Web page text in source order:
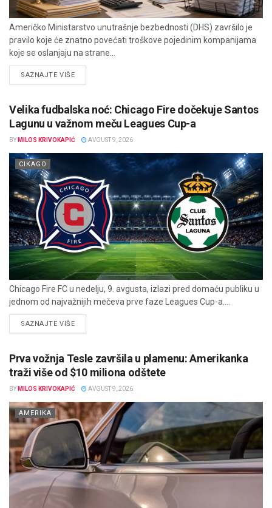
Američko Ministarstvo unutrašnje bezbednosti (DHS) završilo je
pravilo koje će znatno povećati troškove pojedinim kompanijama
koje se oslanjaju na strane...
SAZNAJTE VIŠEDETAILS
Velika fudbalska noć: Chicago Fire dočekuje Santos
Lagunu u važnom meču Leagues Cup-a
BY MILOS KRIVOKAPIĆ AVGUST 9, 2026
CIKAGO
Chicago Fire FC u nedelju, 9. avgusta, izlazi pred domaću publiku u
jednom od najvažnijih mečeva prve faze Leagues Cup-a....
SAZNAJTE VIŠEDETAILS
Prva vožnja Tesle završila u plamenu: Amerikanka
traži više od $10 miliona odštete
BY MILOS KRIVOKAPIĆ AVGUST 9, 2026
AMERIKA